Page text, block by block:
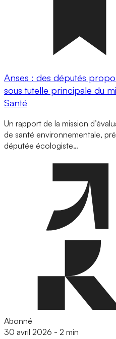
Anses : des députés
sous tutelle principale du
Santé
Un rapport de la mission
de santé environnementale,
députée écologiste…
Abonné
30 avril 2026 - 2 min